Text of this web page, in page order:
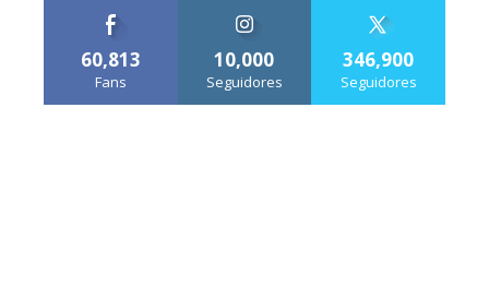
60,813
Fans
10,000
Seguidores
346,900
Seguidores